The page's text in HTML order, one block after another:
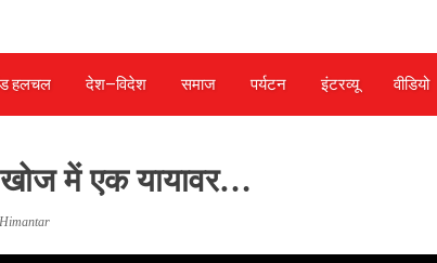
हलचल देश—विदेश समाज पर्यटन इंटरव्‍यू वीडियो
खोज में एक यायावर…
Himantar